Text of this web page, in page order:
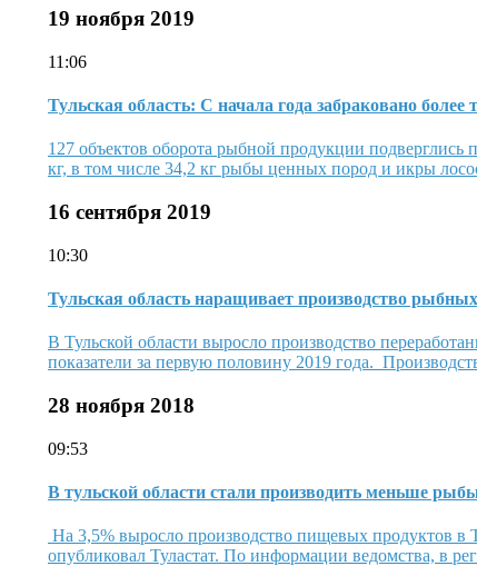
19 ноября 2019
11:06
Тульская область: С начала года забраковано
127 объектов оборота рыбной продукции подверглись
кг, в том числе 34,2 кг рыбы ценных пород и икры
16 сентября 2019
10:30
Тульская область наращивает производство
В Тульской области выросло производство
показатели за первую половину 2019 года.
28 ноября 2018
09:53
В тульской области стали производить меньше
На 3,5% выросло производство пищевых продуктов в
опубликовал Туластат. По информации ведомства, в